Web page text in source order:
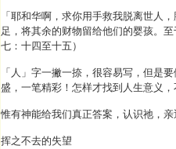
「耶和华啊，求你用手救我脱离世人
足，将其余的财物留给他们的婴孩。
七：十四至十五）
「人」字一撇一捺，很容易写，但是
盛，一笔精彩！怎样才找到人生意义
惟有神能给我们真正答案，认识祂，
挥之不去的失望